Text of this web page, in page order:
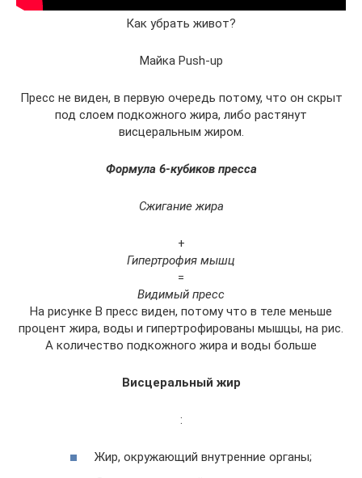
Как убрать живот?
Майка Push-up
Пресс не виден, в первую очередь потому, что он скрыт
под слоем подкожного жира, либо растянут
висцеральным жиром.
Формула 6-кубиков пресса
Сжигание жира
+
Гипертрофия мышц
=
Видимый пресс
На рисунке В пресс виден, потому что в теле меньше
процент жира, воды и гипертрофированы мышцы, на рис.
А количество подкожного жира и воды больше
Висцеральный жир
:
Жир, окружающий внутренние органы;